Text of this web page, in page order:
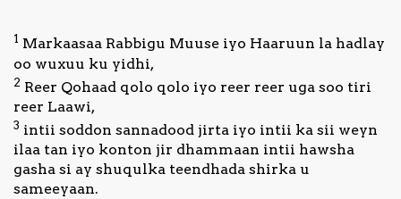
1 Markaasaa Rabbigu Muuse iyo Haaruun la hadlay
oo wuxuu ku yidhi,
2 Reer Qohaad qolo qolo iyo reer reer uga soo tiri
reer Laawi,
3 intii soddon sannadood jirta iyo intii ka sii weyn
ilaa tan iyo konton jir dhammaan intii hawsha
gasha si ay shuqulka teendhada shirka u
sameeyaan.